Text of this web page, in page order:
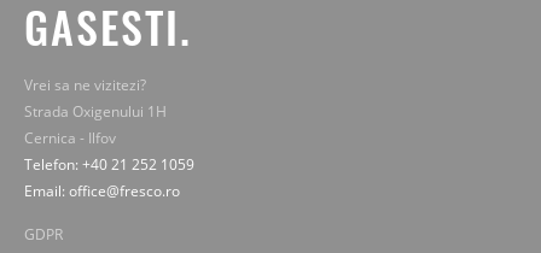
GASESTI.
Vrei sa ne vizitezi?
Strada Oxigenului 1H
Cernica - Ilfov
Telefon: +40 21 252 1059
Email: office@fresco.ro
GDPR